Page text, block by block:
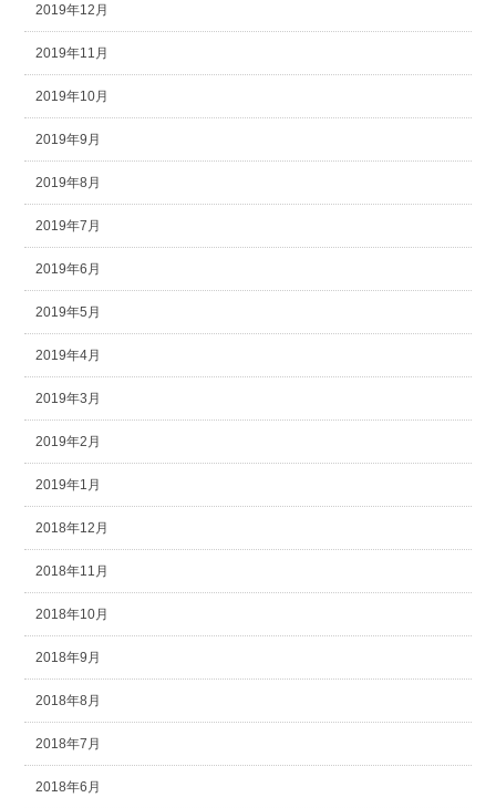
2019年12月
2019年11月
2019年10月
2019年9月
2019年8月
2019年7月
2019年6月
2019年5月
2019年4月
2019年3月
2019年2月
2019年1月
2018年12月
2018年11月
2018年10月
2018年9月
2018年8月
2018年7月
2018年6月